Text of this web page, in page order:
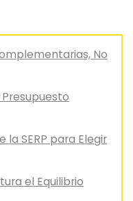
No
SERP para Elegir
el Equilibrio